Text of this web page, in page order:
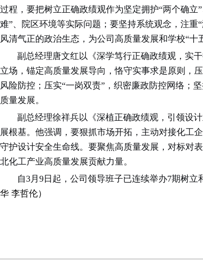
过程，要把树立正确政绩观作为坚定拥护“两个确
难”、院区环境等实际问题；要坚持系统观念，注
风清气正的政治生态，为公司高质量发展和学校“十
副总经理唐文红以《深学笃行正确政绩观，实干
立场，锚定高质量发展导向，恪守实事求是原则，
风险防控；压实“一岗双责”，织密廉政防控网络；
质量发展。
副总经理徐祥兵以《深植正确政绩观，引领设计
展根基。他强调，要狠抓市场开拓，主动对接化工
守护设计安全生命线。要聚焦高质量发展，对标对
北化工产业高质量发展贡献力量。
自3月9日起，公司领导班子已连续举办7期树立
华 李哲伦）